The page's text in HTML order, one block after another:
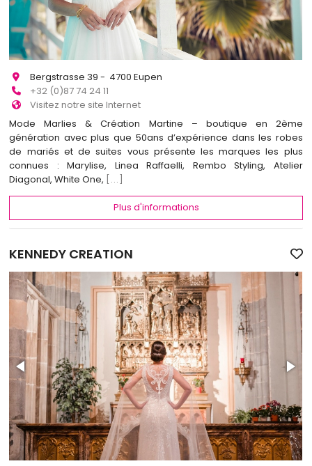
Bergstrasse 39 - 4700 Eupen
+32 (0)87 74 24 11
Visitez notre site Internet
Mode Marlies & Création Martine – boutique en 2ème
génération avec plus que 50ans d’expérience dans les robes
de mariés et de suites vous présente les marques les plus
connues : Marylise, Linea Raffaelli, Rembo Styling, Atelier
Diagonal, White One, [...]
Plus d'informations
KENNEDY CREATION